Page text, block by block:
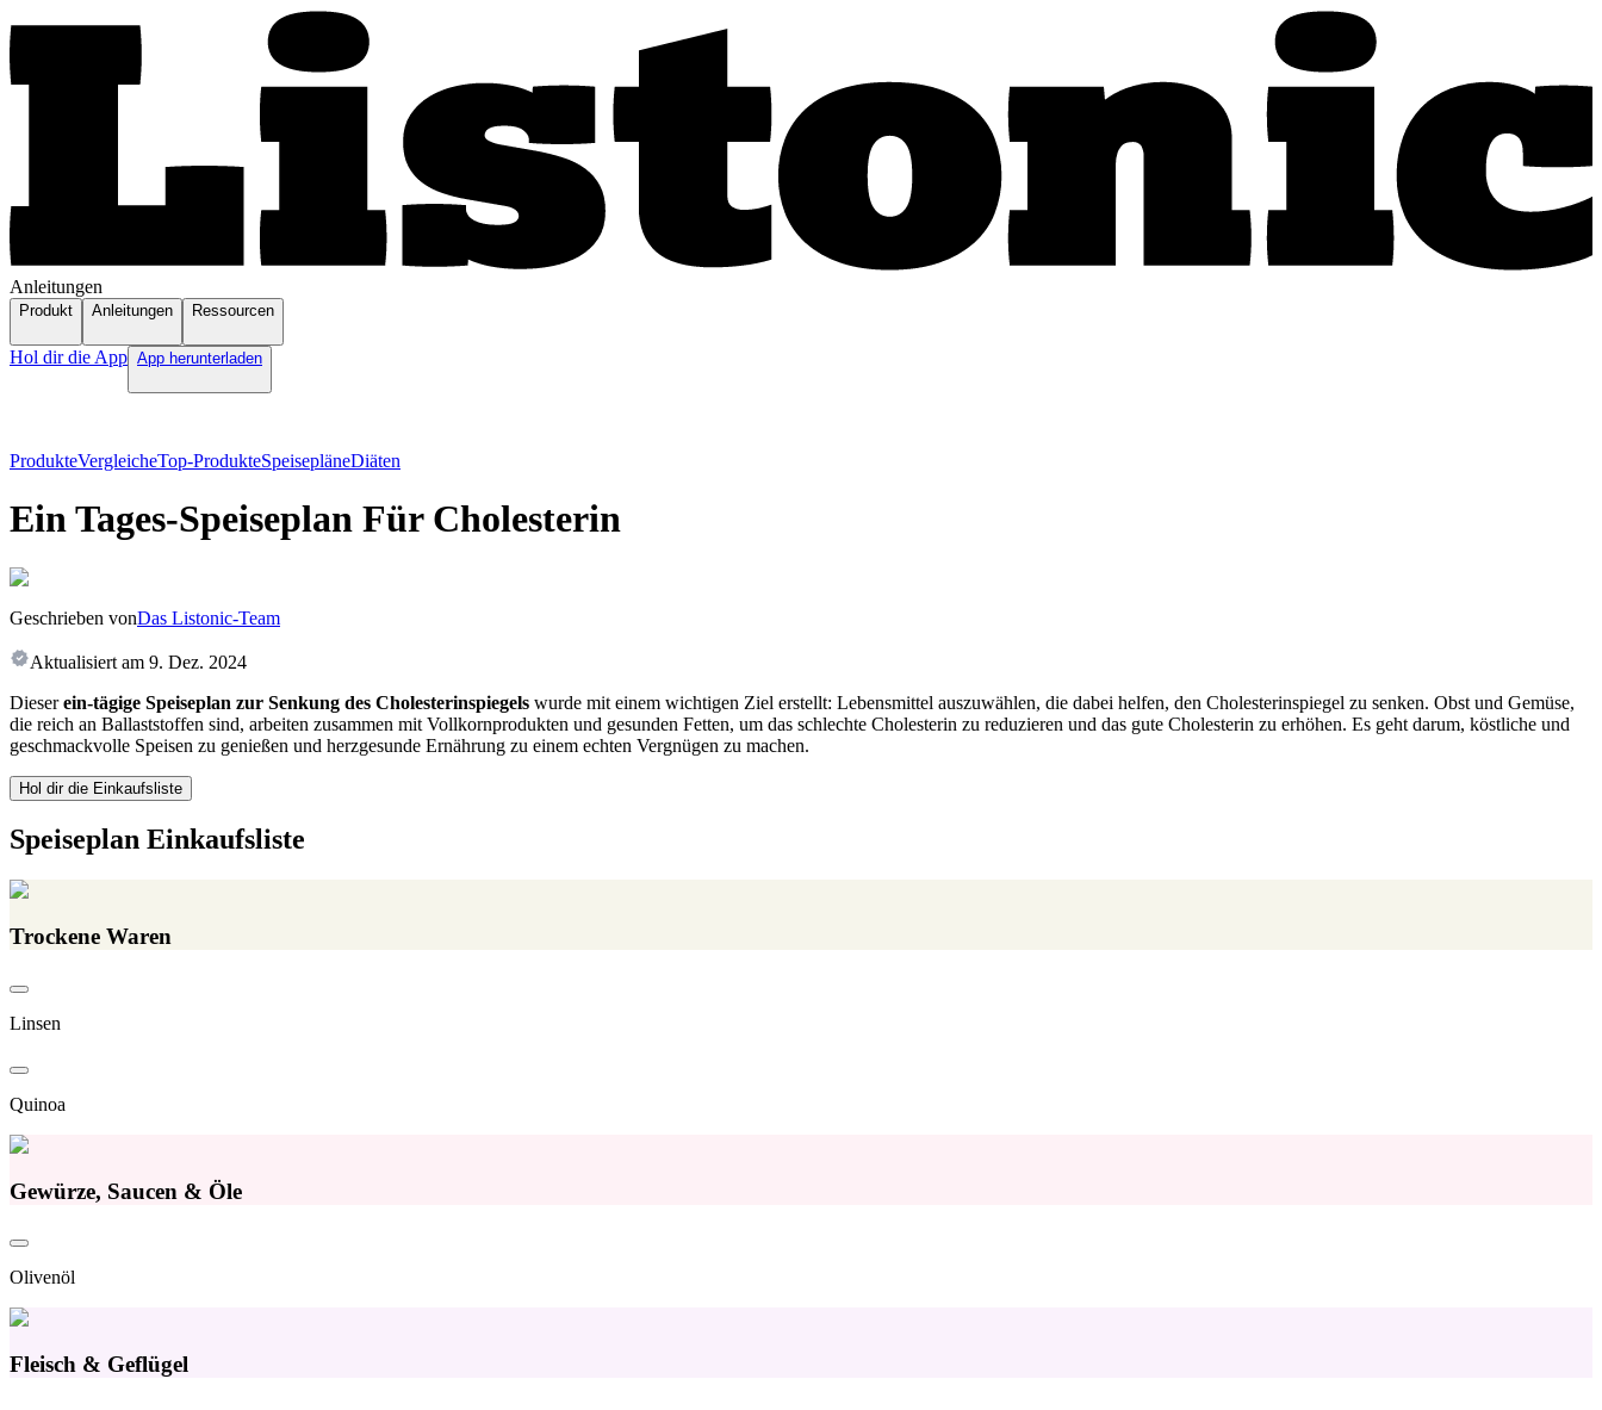
Anleitungen
Produkt Anleitungen Ressourcen
Hol dir die App App herunterladen
ProdukteVergleicheTop-ProdukteSpeisepläneDiäten
Ein Tages-Speiseplan Für Cholesterin
Geschrieben vonDas Listonic-Team
Aktualisiert am 9. Dez. 2024
Dieserein-tägige Speiseplan zur Senkung des Cholesterinspiegels wurde mit einem wichtigen Ziel erstellt: Lebensmittel auszuwählen, die dabei helfen, den Cholesterinspiegel zu senken. Obst und Gemüse,
die reich an Ballaststoffen sind, arbeiten zusammen mit Vollkornprodukten und gesunden Fetten, um das schlechte Cholesterin zu reduzieren und das gute Cholesterin zu erhöhen. Es geht darum, köstliche und
geschmackvolle Speisen zu genießen und herzgesunde Ernährung zu einem echten Vergnügen zu machen.
Hol dir die Einkaufsliste
Speiseplan Einkaufsliste
Trockene Waren
Linsen
Quinoa
Gewürze, Saucen & Öle
Olivenöl
Fleisch & Geflügel